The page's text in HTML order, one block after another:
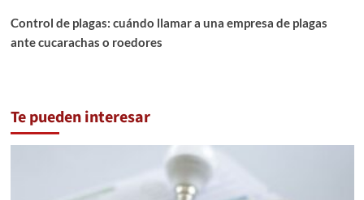
Control de plagas: cuándo llamar a una empresa de plagas
ante cucarachas o roedores
Te pueden interesar